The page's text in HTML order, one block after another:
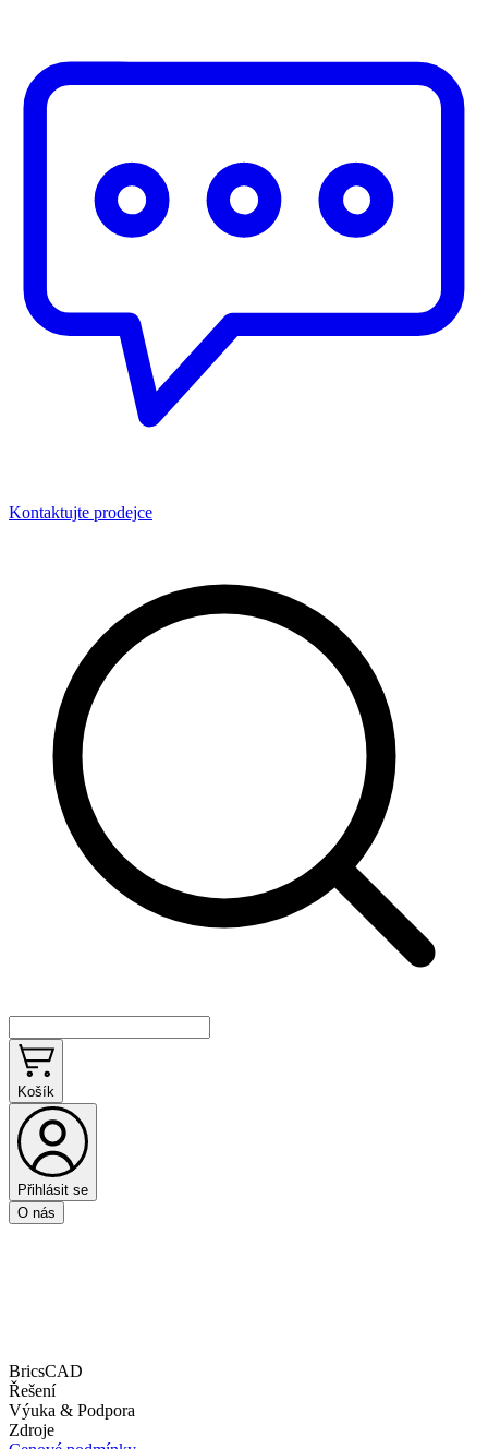
Kontaktujte prodejce
Košík
Přihlásit se
O nás
BricsCAD
Řešení
Výuka & Podpora
Zdroje